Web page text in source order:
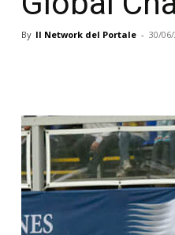
By Il Network del Portale - 30/